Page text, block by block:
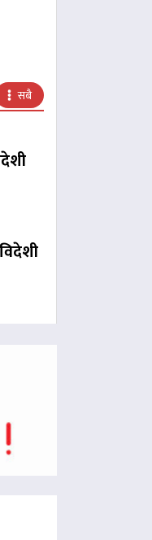
सबै